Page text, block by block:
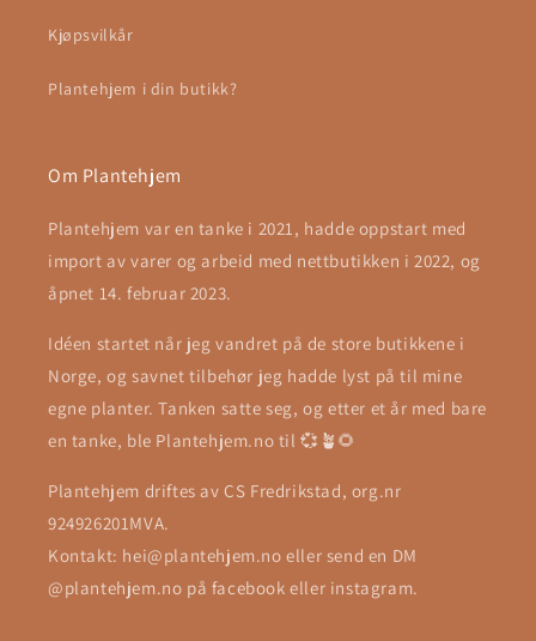
Kjøpsvilkår
Plantehjem i din butikk?
Om Plantehjem
Plantehjem var en tanke i 2021, hadde oppstart med
import av varer og arbeid med nettbutikken i 2022, og
åpnet 14. februar 2023.
Idéen startet når jeg vandret på de store butikkene i
Norge, og savnet tilbehør jeg hadde lyst på til mine
egne planter. Tanken satte seg, og etter et år med bare
en tanke, ble Plantehjem.no til 💞🪴🌻
Plantehjem driftes av CS Fredrikstad, org.nr
924926201MVA.
Kontakt: hei@plantehjem.no eller send en DM
@plantehjem.no på facebook eller instagram.